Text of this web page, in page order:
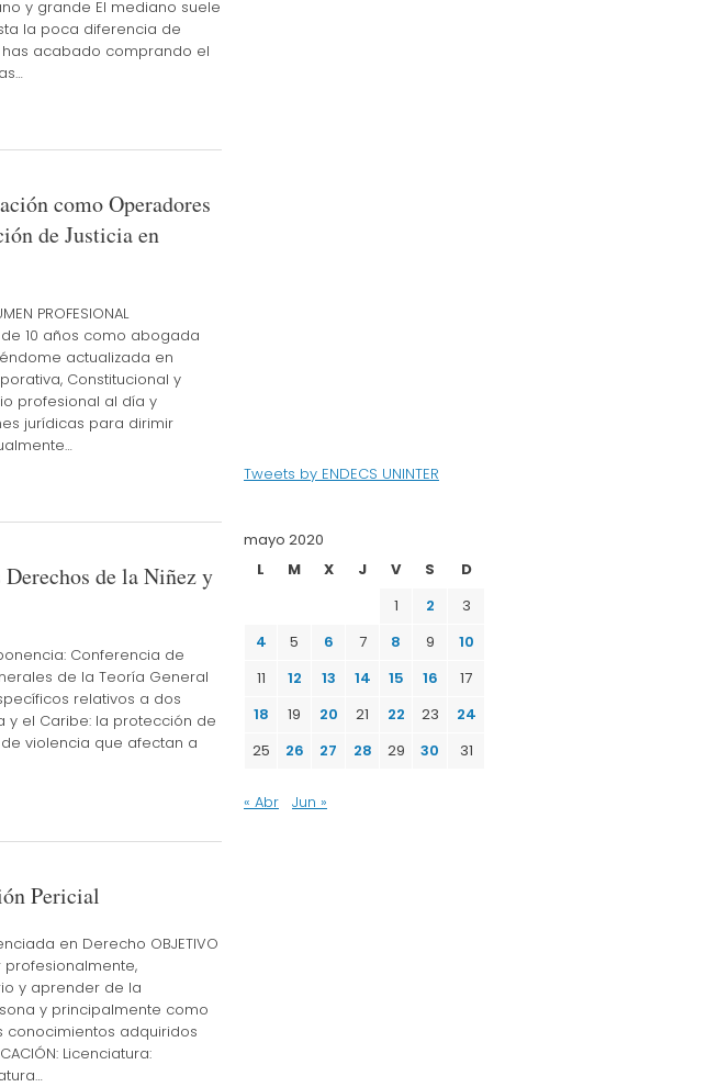
y grande El mediano suele
la poca diferencia de
acabado comprando el
como Operadores
de Justicia en
PROFESIONAL
10 años como abogada
actualizada en
Constitucional y
profesional al día y
jurídicas para dirimir
de la Niñez y
Conferencia de
de la Teoría General
relativos a dos
y el Caribe: la protección de
violencia que afectan a
Pericial
en Derecho OBJETIVO
profesionalmente,
y aprender de la
y principalmente como
conocimientos adquiridos
Licenciatura:
Tweets by ENDECS UNINTER
mayo 2020
L
M X J V S
D
1
2
3
4
5 6 7 8 9
10
11
12 13 14 15 16
17
18
19 20 21 22 23
24
25
26 27 28 29 30 31
« Abr Jun »